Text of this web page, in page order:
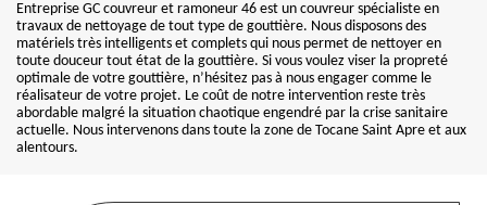
Entreprise GC couvreur et ramoneur 46 est un couvreur spécialiste en
travaux de nettoyage de tout type de gouttière. Nous disposons des
matériels très intelligents et complets qui nous permet de nettoyer en
toute douceur tout état de la gouttière. Si vous voulez viser la propreté
optimale de votre gouttière, n’hésitez pas à nous engager comme le
réalisateur de votre projet. Le coût de notre intervention reste très
abordable malgré la situation chaotique engendré par la crise sanitaire
actuelle. Nous intervenons dans toute la zone de Tocane Saint Apre et aux
alentours.